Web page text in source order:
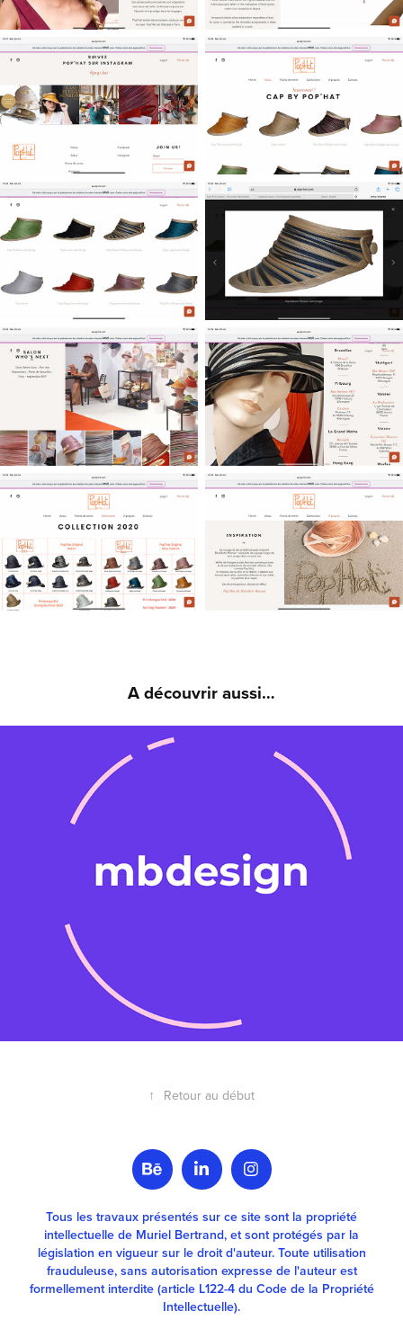
A découvrir aussi…
↑ Retour au début
Tous les travaux présentés sur ce site sont la propriété
intellectuelle de Muriel Bertrand, et sont protégés par la
législation en vigueur sur le droit d'auteur. Toute utilisation
frauduleuse, sans autorisation expresse de l'auteur est
formellement interdite (article L122-4 du Code de la Propriété
Intellectuelle).